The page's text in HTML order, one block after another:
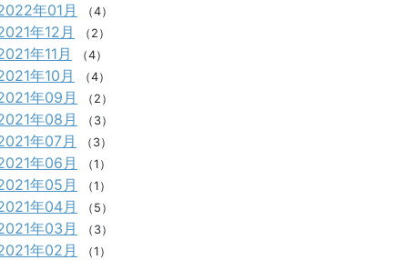
年01月 （4）
年12月 （2）
年11月 （4）
年10月 （4）
年09月 （2）
年08月 （3）
年07月 （3）
年06月 （1）
年05月 （1）
年04月 （5）
年03月 （3）
年02月 （1）